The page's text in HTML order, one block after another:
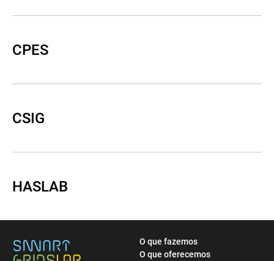
CPES
CSIG
HASLAB
O que fazemos
O que oferecemos